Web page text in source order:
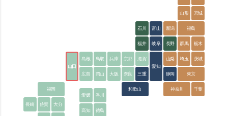
山形 宮城
福島
新潟
群馬 栃木
埼玉 茨城
東京
神奈川 千葉
山梨
石川
福井 長野
富山
岐阜
愛知
静岡
三重
和歌山
山口
島根 鳥取
広島 岡山
兵庫 京都 滋賀
大阪 奈良
香川
愛媛
徳島
高知
福岡
佐賀 大分
長崎